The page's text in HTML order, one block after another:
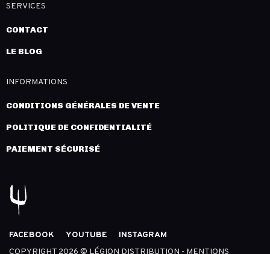
SERVICES
CONTACT
LE BLOG
INFORMATIONS
CONDITIONS GÉNÉRALES DE VENTE
POLITIQUE DE CONFIDENTIALITÉ
PAIEMENT SÉCURISÉ
FACEBOOK YOUTUBE
INSTAGRAM
COPYRIGHT 2026 © LÉGION DISTRIBUTION - MENTIONS